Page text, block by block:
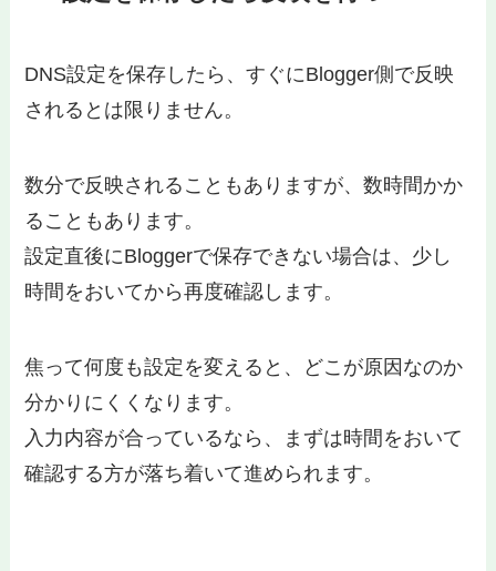
DNS設定を保存したら、すぐにBlogger側で反映
されるとは限りません。
数分で反映されることもありますが、数時間かか
ることもあります。
設定直後にBloggerで保存できない場合は、少し
時間をおいてから再度確認します。
焦って何度も設定を変えると、どこが原因なのか
分かりにくくなります。
入力内容が合っているなら、まずは時間をおいて
確認する方が落ち着いて進められます。